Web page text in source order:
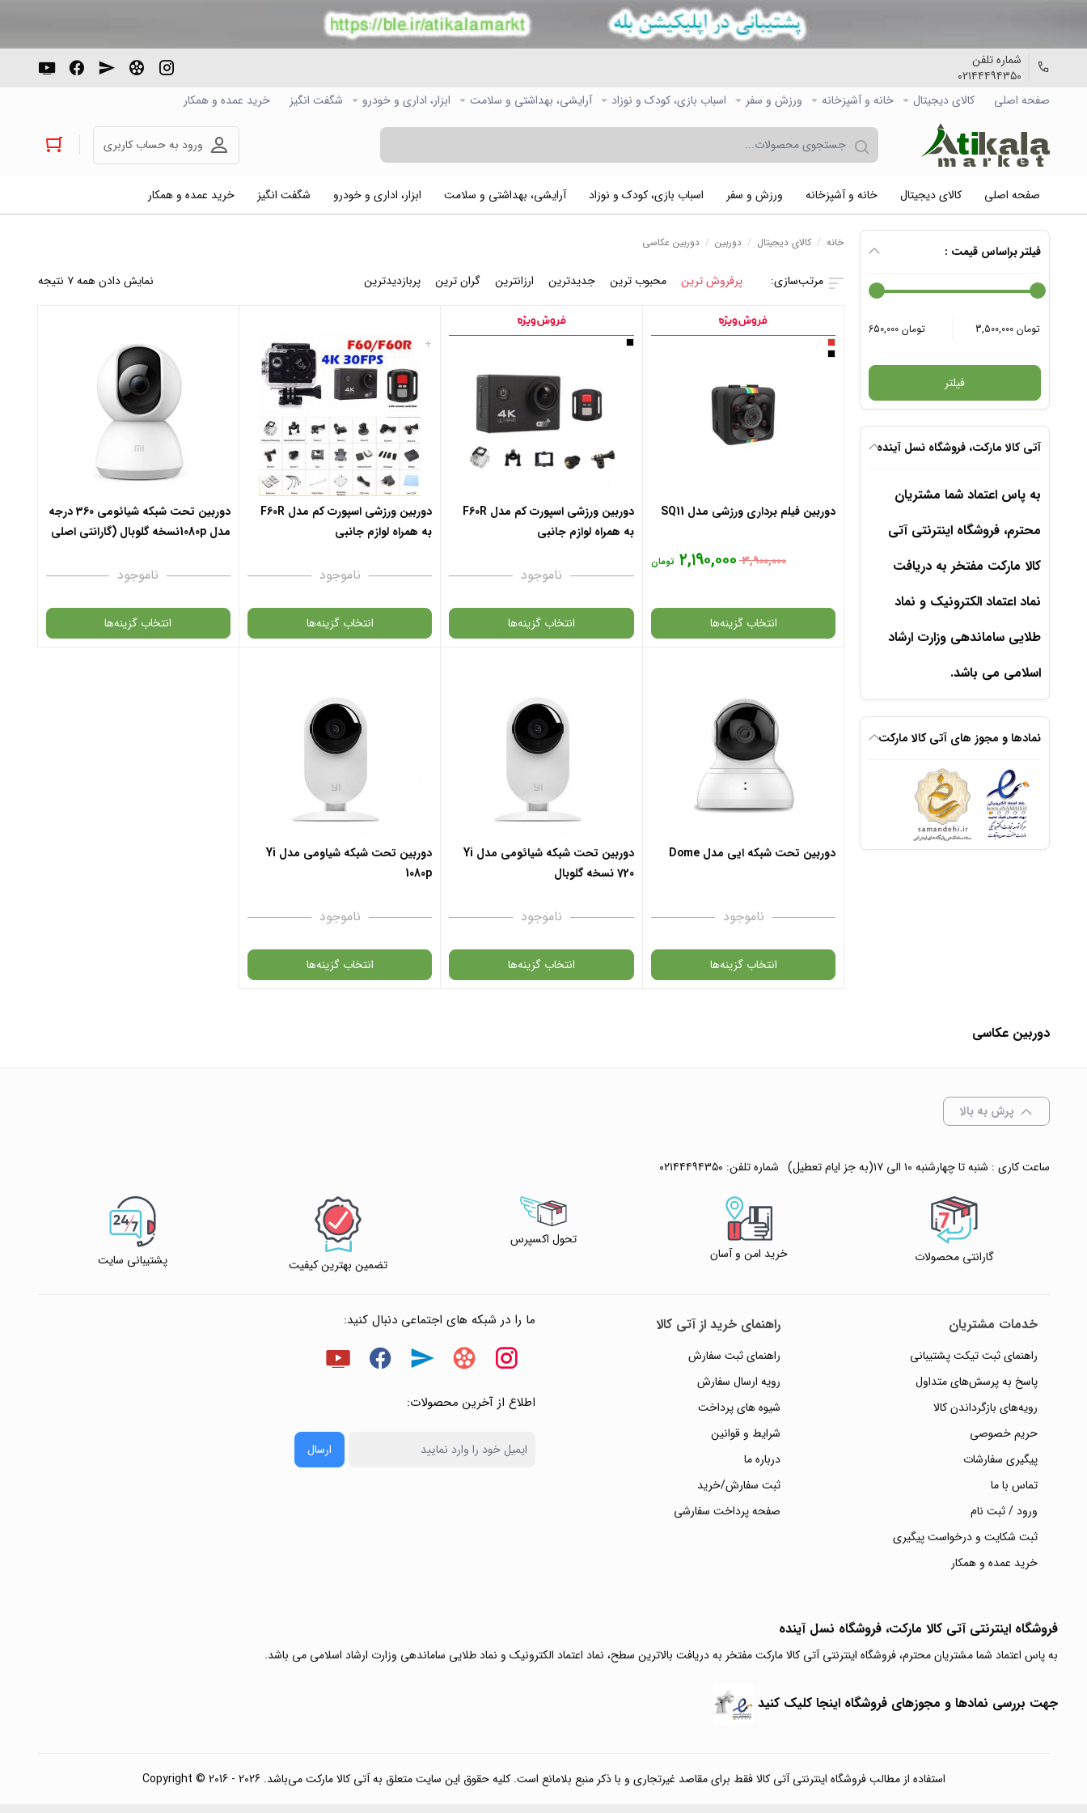
شماره تلفن
۰۲۱۴۴۴۹۴۳۵۰
صفحه اصلی
کالاي دیجیتال خانه و آشپزخانه ورزش و سفر اسباب بازی، کودک و نوزاد آرایشی، بهداشتی و سلامت ابزار، اداری و خودرو شگفت انگیز خرید عمده و همکار
ورود به حساب کاربری
صفحه اصلی کالاي دیجیتال خانه و آشپزخانه ورزش و سفر اسباب بازی، کودک و نوزاد آرایشی، بهداشتی و سلامت ابزار، اداری و خودرو شگفت انگیز خرید عمده و همکار
فیلتر براساس قیمت :
650,000 تومان 3,500,000 تومان
فیلتر
آتی کالا مارکت، فروشگاه نسل آینده
به پاس اعتماد شما مشتریان
محترم، فروشگاه اینترنتی آتی
کالا مارکت مفتخر به دریافت
نماد اعتماد الکترونیک و نماد
طلایی ساماندهی وزارت ارشاد
اسلامی می باشد.
نمادها و مجوز های آتی کالا مارکت
خانه / کالاي دیجیتال / دوربین / دوربین عکاسی
نمایش دادن همه ۷ نتیجه پرفروش ترین محبوب ترین جدیدترین ارزانترین گران ترین پربازدیدترین
دوربین فیلم برداری ورزشی مدل SQ11
۳,۹۰۰,۰۰۰ ۲,۱۹۰,۰۰۰ تومان
انتخاب گزینه‌ها
انتخاب رنگ: مشکی
افزودن به سبد خرید
دوربین ورزشی اسپورت کم مدل F60R
به همراه لوازم جانبی
ناموجود
انتخاب گزینه‌ها
: مشکی
افزودن به سبد خرید
+
دوربین ورزشی اسپورت کم مدل F60R
به همراه لوازم جانبی
ناموجود
انتخاب گزینه‌ها
نیست و در دسترس نمی باشد.
✧ چت با پشتیبان واتس آپ
دوربین تحت شبکه شیائومی 360 درجه
مدل 1080pنسخه گلوبال (گارانتی اصلی
ناموجود
انتخاب گزینه‌ها
دوربین تحت شبکه ایی مدل Dome
ناموجود
انتخاب گزینه‌ها
دوربین تحت شبکه شیائومی مدل Yi
720 نسخه گلوبال
ناموجود
انتخاب گزینه‌ها
دوربین تحت شبکه شیاومی مدل Yi
1080p
ناموجود
انتخاب گزینه‌ها
دوربین عکاسی
پرش به بالا
ساعت کاری : شنبه تا چهارشنبه ۱۰ الی ۱۷(به جز ایام تعطیل) شماره تلفن: ۰۲۱۴۴۴۹۴۳۵۰
گارانتی محصولات خرید امن و آسان
تحول اکسپرس
تضمین بهترین کیفیت
پشتیبانی سایت
خدمات مشتریان
راهنمای ثبت تیکت پشتیبانی
پاسخ به پرسش‌های متداول
رویه‌های بازگرداندن کالا
حریم خصوصی
پیگیری سفارشات
تماس با ما
ورود / ثبت نام
ثبت شکایت و درخواست پیگیری
خرید عمده و همکار
راهنمای خرید از آتی کالا
راهنمای ثبت سفارش
رویه ارسال سفارش
شیوه های پرداخت
شرایط و قوانین
درباره ما
ثبت سفارش/خرید
صفحه پرداخت سفارشی
ما را در شبکه های اجتماعی دنبال کنید:
اطلاع از آخرین محصولات:
ارسال
فروشگاه اینترنتی آتی‌ کالا مارکت، فروشگاه نسل آینده
به پاس اعتماد شما مشتریان محترم، فروشگاه اینترنتی آتی کالا مارکت مفتخر به دریافت بالاترین سطح، نماد اعتماد الکترونیک و نماد طلایی ساماندهی وزارت ارشاد اسلامی می باشد.
جهت بررسی نمادها و مجوزهای فروشگاه اینجا کلیک کنید
استفاده از مطالب فروشگاه اینترنتی آتی کالا فقط برای مقاصد غیرتجاری و با ذکر منبع بلامانع است. کلیه حقوق این سایت متعلق به آتی کالا مارکت می‌باشد. Copyright © 2016 - 2026